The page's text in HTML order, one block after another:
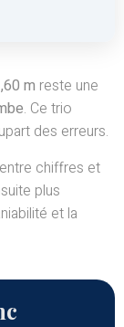
m reste une
. Ce trio
des erreurs.
chiffres et
plus
et la